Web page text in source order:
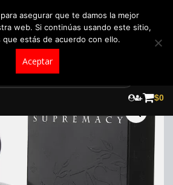
$0
asegurar que te damos la mejor
web. Si continúas usando este sitio,
que estás de acuerdo con ello.
Aceptar